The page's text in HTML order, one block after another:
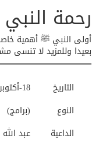
رحمة
أولى النبي ﷺ أهمية
بعيدا وللمزيد لا تنسى
18-أكتوبر-2021
التاريخ
(برامج)
النوع
عبد
الداعية